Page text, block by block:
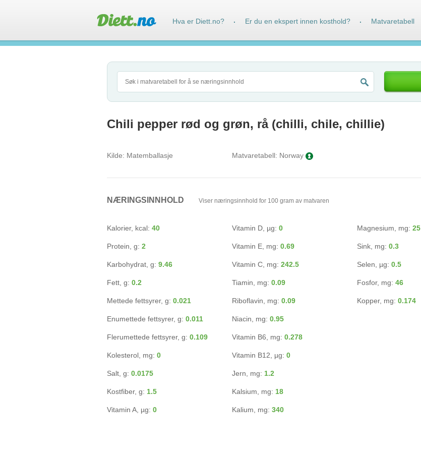
Chili pepper rød og grøn, rå (chilli, chile, chillie)
Kilde: Matemballasje Matvaretabell: Norway
NÆRINGSINNHOLD Viser næringsinnhold for 100 gram av matvaren
Kalorier, kcal: 40
Protein, g: 2
Karbohydrat, g: 9.46
Fett, g: 0.2
Mettede fettsyrer, g: 0.021
Enumettede fettsyrer, g: 0.011
Flerumettede fettsyrer, g: 0.109
Kolesterol, mg: 0
Salt, g: 0.0175
Kostfiber, g: 1.5
Vitamin A, µg: 0
Vitamin D, µg: 0
Vitamin E, mg: 0.69
Vitamin C, mg: 242.5
Tiamin, mg: 0.09
Riboflavin, mg: 0.09
Niacin, mg: 0.95
Vitamin B6, mg: 0.278
Vitamin B12, µg: 0
Jern, mg: 1.2
Kalsium, mg: 18
Kalium, mg: 340
Magnesium, mg: 25
Sink, mg: 0.3
Selen, µg: 0.5
Fosfor, mg: 46
Kopper, mg: 0.174
Hva er Diett.no? · Er du en ekspert innen kosthold? · Matvaretabell